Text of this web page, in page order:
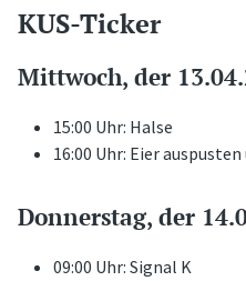
KUS-Ticker
Mittwoch, der
15:00 Uhr: Halse
16:00 Uhr: Eier
Donnerstag, der
09:00 Uhr: Signal K